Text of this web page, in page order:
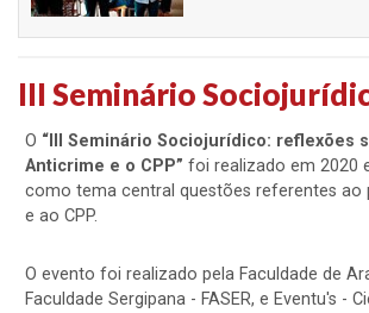
III Seminário
O “III Seminário Sociojurídico: reflexões
Anticrime e o CPP” foi realizado em 2020
como tema central questões referentes ao
e ao CPP.
O evento foi realizado pela Faculdade de
Faculdade Sergipana - FASER, e Eventu's -